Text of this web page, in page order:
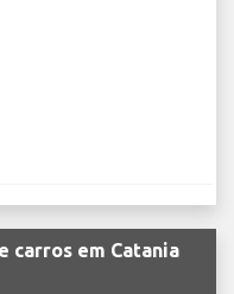
carros em Catania